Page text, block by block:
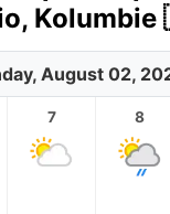
August 02,
7 8